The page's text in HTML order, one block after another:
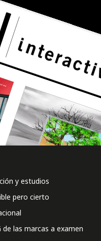
y estudios
pero cierto
de las marcas a examen